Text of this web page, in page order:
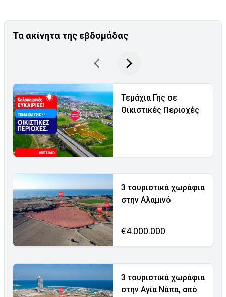
Τα ακίνητα της εβδομάδας
Τεμάχια Γης σε
Οικιστικές Περιοχές
3 τουριστικά χωράφια
στην Αλαμινό
€4.000.000
3 τουριστικά χωράφια
στην Αγία Νάπα, από